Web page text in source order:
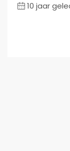
10 jaar